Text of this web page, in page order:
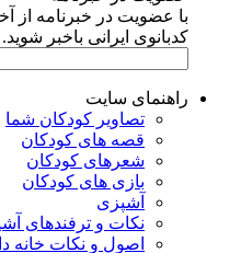
با عضویت در خبرنامه از
کدبانوی ایرانی باخبر شوید.
راهنمای سایت
تصاویر کودکان شما
قصه های کودکان
شعرهای کودکان
بازی های کودکان
آشپزی
نکات و ترفندهای
اصول و نکات خانه